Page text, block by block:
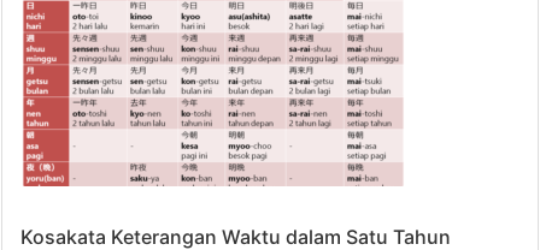
Kosakata Keterangan Waktu dalam Satu Tahun